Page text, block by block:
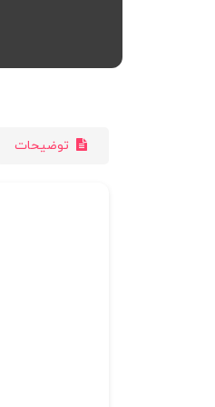
توضیحات